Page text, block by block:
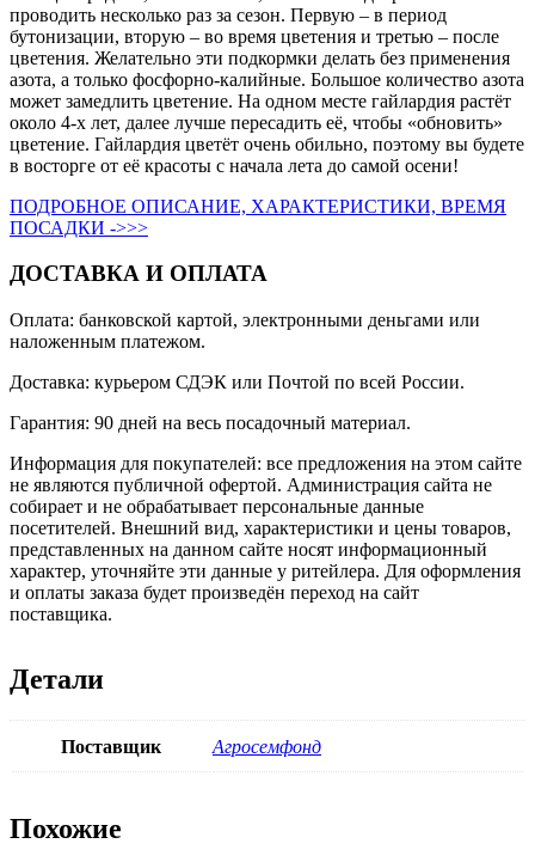
проводить несколько раз за сезон. Первую – в период
бутонизации, вторую – во время цветения и третью – после
цветения. Желательно эти подкормки делать без применения
азота, а только фосфорно-калийные. Большое количество азота
может замедлить цветение. На одном месте гайлардия растёт
около 4-х лет, далее лучше пересадить её, чтобы «обновить»
цветение. Гайлардия цветёт очень обильно, поэтому вы будете
в восторге от её красоты с начала лета до самой осени!
ПОДРОБНОЕ ОПИСАНИЕ, ХАРАКТЕРИСТИКИ, ВРЕМЯ
ПОСАДКИ ->>>
ДОСТАВКА И ОПЛАТА
Оплата: банковской картой, электронными деньгами или
наложенным платежом.
Доставка: курьером СДЭК или Почтой по всей России.
Гарантия: 90 дней на весь посадочный материал.
Информация для покупателей: все предложения на этом сайте
не являются публичной офертой. Администрация сайта не
собирает и не обрабатывает персональные данные
посетителей. Внешний вид, характеристики и цены товаров,
представленных на данном сайте носят информационный
характер, уточняйте эти данные у ритейлера. Для оформления
и оплаты заказа будет произведён переход на сайт
поставщика.
Детали
Поставщик Агросемфонд
Похожие